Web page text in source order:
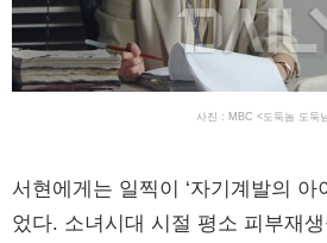
사진 : MBC <도둑놈 도둑
서현에게는 일찍이 ‘자기계발의 아
었다. 소녀시대 시절 평소 피부재